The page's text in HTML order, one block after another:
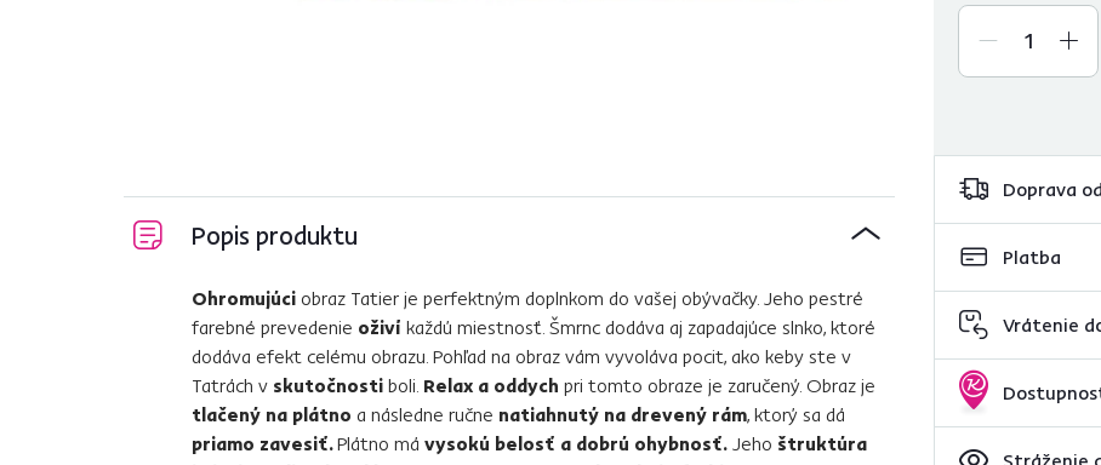
Doprava
Platba
Vrátenie
Stráženie
Popis produktu
Ohromujúci obraz Tatier je perfektným doplnkom do vašej obývačky. Jeho pestré
farebné prevedenie oživí každú miestnosť. Šmrnc dodáva aj zapadajúce slnko, ktoré
dodáva efekt celému obrazu. Pohľad na obraz vám vyvoláva pocit, ako keby ste v
Tatrách v skutočnosti boli. Relax a oddych pri tomto obraze je zaručený. Obraz je
tlačený na plátno a následne ručne natiahnutý na drevený rám, ktorý sa dá
priamo zavesiť.Plátno má vysokú belosť a dobrú ohybnosť. Jeho štruktúra